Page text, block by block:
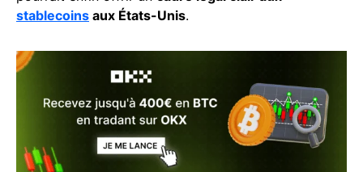
stablecoins aux États-Unis.